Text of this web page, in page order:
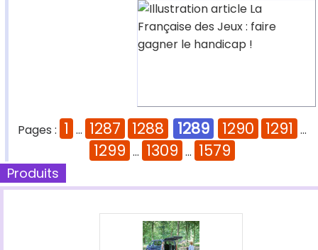
Pages : 1 ... 1287 1288 1289 1290 1291 ...
1299 ... 1309 ... 1579
Produits